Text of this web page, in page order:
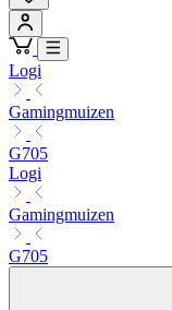
Logi
Gamingmuizen
G705
Logi
Gamingmuizen
G705